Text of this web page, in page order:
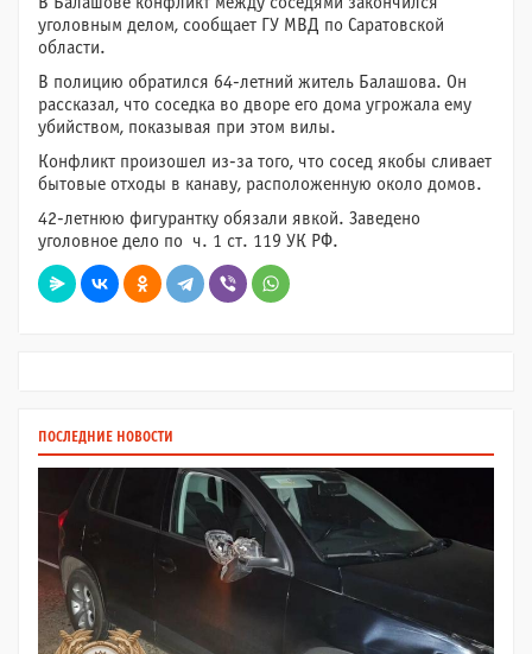
уголовным делом, сообщает ГУ МВД по Саратовской
области.
В полицию обратился 64-летний житель Балашова. Он
рассказал, что соседка во дворе его дома угрожала ему
убийством, показывая при этом вилы.
Конфликт произошел из-за того, что сосед якобы сливает
бытовые отходы в канаву, расположенную около домов.
42-летнюю фигурантку обязали явкой. Заведено
уголовное дело по ч. 1 ст. 119 УК РФ.
ПОСЛЕДНИЕ НОВОСТИ